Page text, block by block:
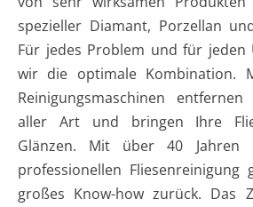
spezieller Diamant, Porzellan
Für jedes Problem und für
wir die optimale Kombination.
Reinigungsmaschinen
aller Art und bringen Ihre
Glänzen. Mit über 40 Jahren
professionellen
großes Know-how zurück. Das